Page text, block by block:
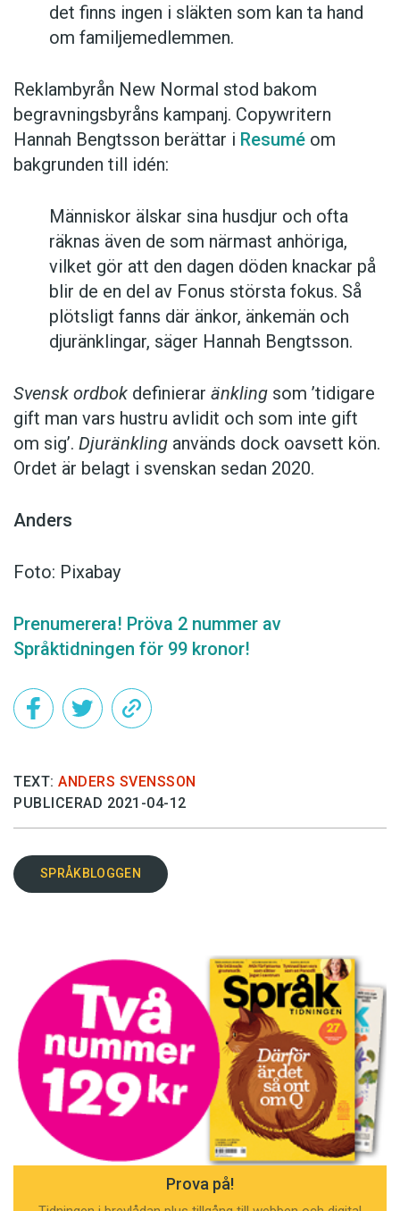
det finns ingen i släkten som kan ta hand
om familjemedlemmen.
Reklambyrån New Normal stod bakom
begravningsbyråns kampanj. Copywritern
Hannah Bengtsson berättar i Resumé om
bakgrunden till idén:
Människor älskar sina husdjur och ofta
räknas även de som närmast anhöriga,
vilket gör att den dagen döden knackar på
blir de en del av Fonus största fokus. Så
plötsligt fanns där änkor, änkemän och
djuränklingar, säger Hannah Bengtsson.
Svensk ordbok definierar änkling som ’tidigare
gift man vars hustru av­lidit och som inte gift
om sig’. Djuränkling används dock oavsett kön.
Ordet är belagt i svenskan sedan 2020.
Anders
Foto: Pixabay
Prenumerera! Pröva 2 nummer av
Språktidningen för 99 kronor!
TEXT: ANDERS SVENSSON
PUBLICERAD 2021-04-12
SPRÅKBLOGGEN
Prova på!